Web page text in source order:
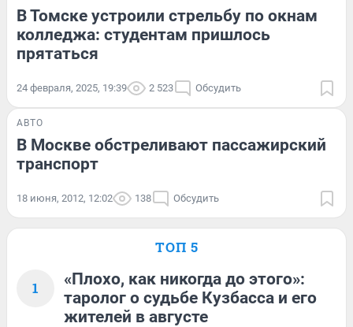
В Томске устроили стрельбу по окнам
колледжа: студентам пришлось
прятаться
24 февраля, 2025, 19:39 2 523 Обсудить
АВТО
В Москве обстреливают пассажирский
транспорт
18 июня, 2012, 12:02 138 Обсудить
ТОП 5
1
«Плохо, как никогда до этого»:
таролог о судьбе Кузбасса и его
жителей в августе